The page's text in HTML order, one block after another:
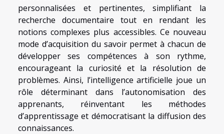
personnalisées et pertinentes, simplifiant la
recherche documentaire tout en rendant les
notions complexes plus accessibles. Ce nouveau
mode d’acquisition du savoir permet à chacun de
développer ses compétences à son rythme,
encourageant la curiosité et la résolution de
problèmes. Ainsi, l’intelligence artificielle joue un
rôle déterminant dans l’autonomisation des
apprenants, réinventant les méthodes
d’apprentissage et démocratisant la diffusion des
connaissances.